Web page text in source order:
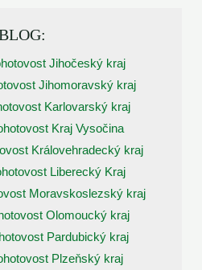
Jihočeský kraj
Jihomoravský kraj
Karlovarský kraj
Kraj Vysočina
Královehradecký kraj
Liberecký Kraj
Moravskoslezský kraj
Olomoucký kraj
Pardubický kraj
Plzeňský kraj